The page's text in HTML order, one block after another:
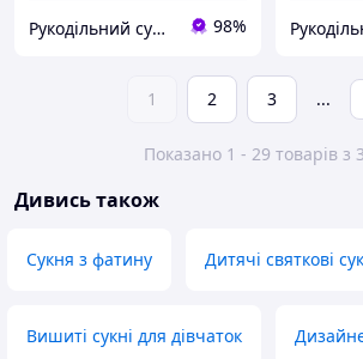
Рукодільний сундучок 98%
1 2 3 ...
Показано 1 - 29 товарів з
Дивись також
Сукня з фатину Дитячі святкові
Вишиті сукні для дівчаток